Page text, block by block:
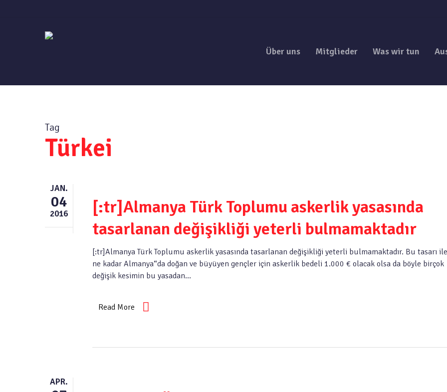
Über uns Mitglieder Was wir tun
Tag
Türkei
JAN.
04
2016
[:tr]Almanya Türk Toplumu askerlik yasasında
tasarlanan değişikliği yeterli bulmamaktadır
[:tr]Almanya Türk Toplumu askerlik yasasında tasarlanan değişikliği yeterli bulmamaktadır. Bu tasarı
ne kadar Almanya“da doğan ve büyüyen gençler için askerlik bedeli 1.000 € olacak olsa da böyle birçok
değişik kesimin bu yasadan…
Read More
APR.